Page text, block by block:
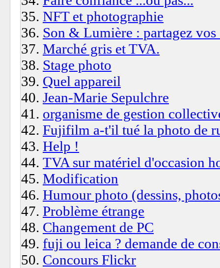
NFT et photographie
Son & Lumière : partagez
Marché gris et TVA.
Stage photo
Quel appareil
Jean-Marie Sepulchre
organisme de gestion
Fujifilm a-t'il tué la photo de
Help !
TVA sur matériel d'occasion
Modification
Humour photo (dessins,
Problème étrange
Changement de PC
fuji ou leica ? demande de
Concours Flickr